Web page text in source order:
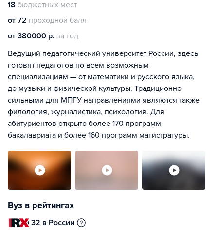
18 бюджетных мест
от 72 проходной балл
от 380000 р. за год
Ведущий педагогический университет России, здесь
готовят педагогов по всем возможным
специализациям — от математики и русского языка,
до музыки и физической культуры. Традиционно
сильными для МПГУ направлениями являются также
филология, журналистика, психология. Для
абитуриентов открыто более 170 программ
бакалавриата и более 160 программ магистратуры.
Вуз в рейтингах
32 в России